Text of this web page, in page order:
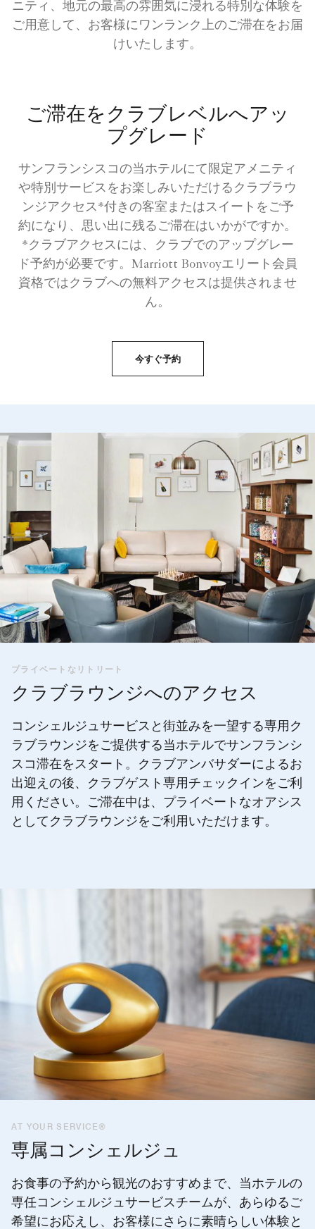
ニティ、地元の最高の雰囲気に浸れる特別な体験を
ご用意して、お客様にワンランク上のご滞在をお届
けいたします。
ご滞在をクラブレベルへアッ
プグレード
サンフランシスコの当ホテルにて限定アメニティ
や特別サービスをお楽しみいただけるクラブラウ
ンジアクセス*付きの客室またはスイートをご予
約になり、思い出に残るご滞在はいかがですか。
*クラブアクセスには、クラブでのアップグレー
ド予約が必要です。Marriott Bonvoyエリート会員
資格ではクラブへの無料アクセスは提供されませ
ん。
今すぐ予約
プライベートなリトリート
クラブラウンジへのアクセス
コンシェルジュサービスと街並みを一望する専用ク
ラブラウンジをご提供する当ホテルでサンフランシ
スコ滞在をスタート。クラブアンバサダーによるお
出迎えの後、クラブゲスト専用チェックインをご利
用ください。ご滞在中は、プライベートなオアシス
としてクラブラウンジをご利用いただけます。
AT YOUR SERVICE®
専属コンシェルジュ
お食事の予約から観光のおすすめまで、当ホテルの
専任コンシェルジュサービスチームが、あらゆるご
希望にお応えし、お客様にさらに素晴らしい体験と